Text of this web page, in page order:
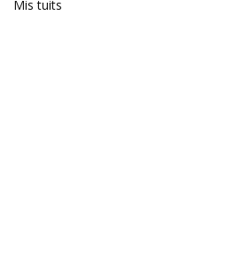
Mis tuits